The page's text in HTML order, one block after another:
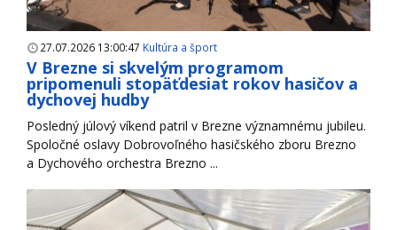
27.07.2026 13:00:47 Kultúra a šport
V Brezne si skvelým programom
pripomenuli stopäťdesiat rokov hasičov a
dychovej hudby
Posledný júlový víkend patril v Brezne významnému jubileu.
Spoločné oslavy Dobrovoľného hasičského zboru Brezno
a Dychového orchestra Brezno ...